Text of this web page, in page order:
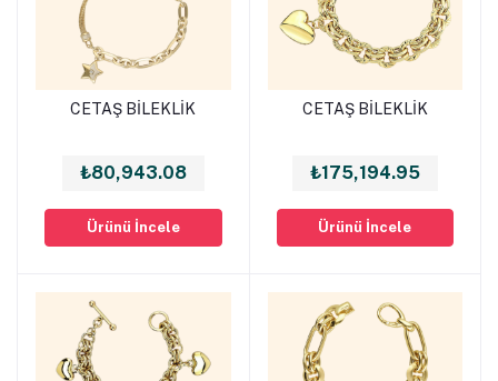
Sepete Ekle
CETAŞ BİLEKLİK
₺80,943.08
Ürünü İncele
Sepete Ekle
CETAŞ BİLEKLİK
₺175,194.95
Ürünü İncele